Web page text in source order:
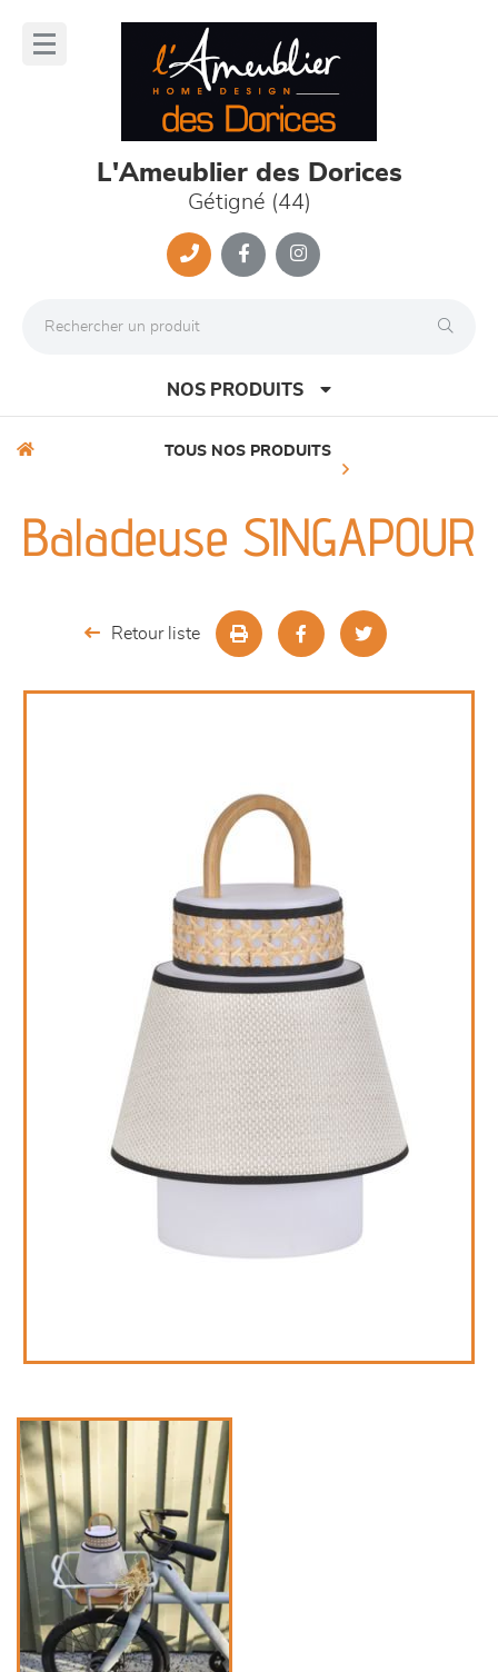
L'Ameublier des Dorices
Gétigné (44)
NOS PRODUITS
séjours
meubles de complément
chambres et dressing
TOUS NOS PRODUITS
Baladeuse SINGAPOUR
Retour liste